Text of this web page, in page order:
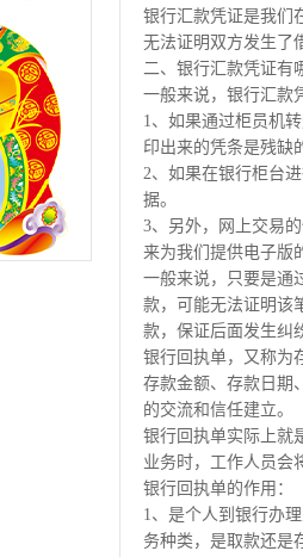
银行汇款凭证是我们
无法证明双方发生了
二、银行汇款凭证有
一般来说，银行汇款
1、如果通过柜员机
印出来的凭条是残缺
2、如果在银行柜台
据。
3、另外，网上交易
来为我们提供电子版
一般来说，只要是通
款，可能无法证明该
款，保证后面发生纠
银行回执单，又称为
存款金额、存款日期
的交流和信任建立。
银行回执单实际上就
业务时，工作人员会
银行回执单的作用：
1、是个人到银行办
务种类，是取款还是